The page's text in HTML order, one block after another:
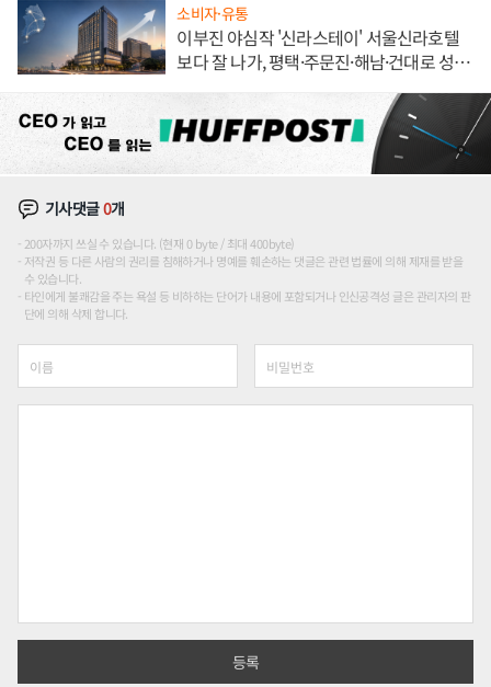
소비자·유통
이부진 야심작 '신라스테이' 서울신라호텔
보다 잘 나가, 평택·주문진·해남·건대로 성
기사댓글0개
200자까지 쓰실 수 있습니다. (현재 0 byte / 최대 400byte)
저작권 등 다른 사람의 권리를 침해하거나 명예를 훼손하는 댓글은 관련 법률에 의해 제재를 받을
수 있습니다.
타인에게 불쾌감을 주는 욕설 등 비하하는 단어가 내용에 포함되거나 인신공격성 글은 관리자의 판
단에 의해 삭제 합니다.